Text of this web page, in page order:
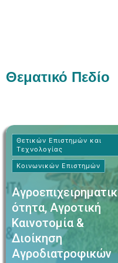
Θεματικό Πεδίο
Θετικών Επιστημών και
Τεχνολογίας
Κοινωνικών Επιστημών
Αγροεπιχειρηματικ
ότητα, Αγροτική
Καινοτομία &
Διοίκηση
Αγροδιατροφικών